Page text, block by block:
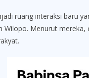
ruang interaksi baru
Wilopo. Menurut